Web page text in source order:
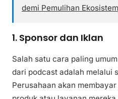
demi Pemulihan
1. Sponsor dan Iklan
Salah satu cara paling
dari podcast adalah melalui
Perusahaan akan